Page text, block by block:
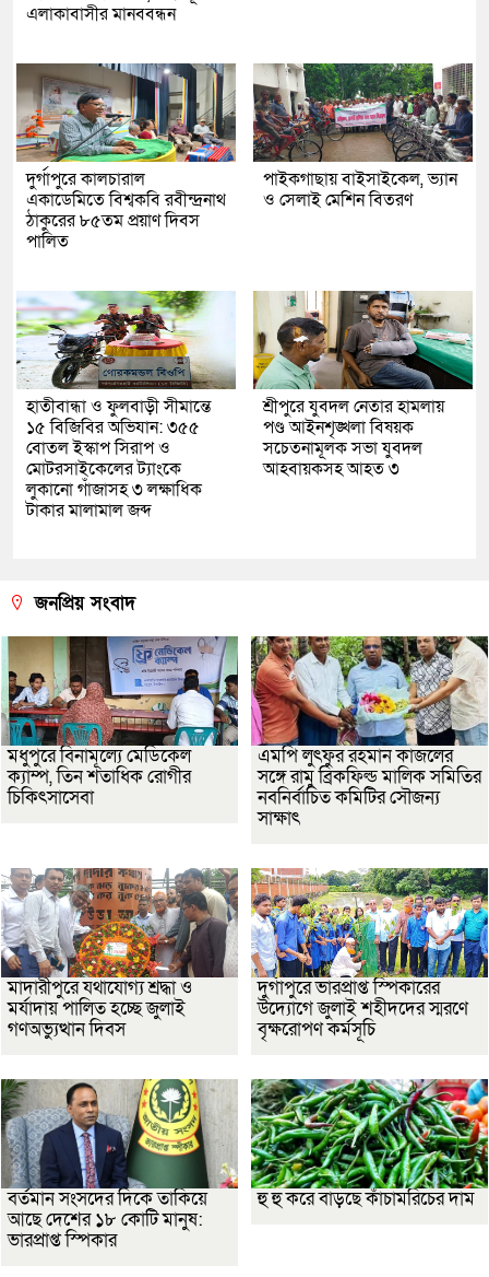
এলাকাবাসীর মানববন্ধন
দুর্গাপুরে কালচারাল
একাডেমিতে বিশ্বকবি রবীন্দ্রনাথ
ঠাকুরের ৮৫তম প্রয়াণ দিবস
পালিত
পাইকগাছায় বাইসাইকেল, ভ্যান
ও সেলাই মেশিন বিতরণ
হাতীবান্ধা ও ফুলবাড়ী সীমান্তে
১৫ বিজিবির অভিযান: ৩৫৫
বোতল ইস্কাপ সিরাপ ও
মোটরসাইকেলের ট্যাংকে
লুকানো গাঁজাসহ ৩ লক্ষাধিক
টাকার মালামাল জব্দ
শ্রীপুরে যুবদল নেতার হামলায়
পণ্ড আইনশৃঙ্খলা বিষয়ক
সচেতনামূলক সভা যুবদল
আহবায়কসহ আহত ৩
জনপ্রিয় সংবাদ
মধুপুরে বিনামূল্যে মেডিকেল
ক্যাম্প, তিন শতাধিক রোগীর
চিকিৎসাসেবা
এমপি লুৎফুর রহমান কাজলের
সঙ্গে রামু ব্রিকফিল্ড মালিক সমিতির
নবনির্বাচিত কমিটির সৌজন্য
সাক্ষাৎ
মাদারীপুরে যথাযোগ্য শ্রদ্ধা ও
মর্যাদায় পালিত হচ্ছে জুলাই
গণঅভ্যুত্থান দিবস
দুর্গাপুরে ভারপ্রাপ্ত স্পিকারের
উদ্যোগে জুলাই শহীদদের স্মরণে
বৃক্ষরোপণ কর্মসূচি
বর্তমান সংসদের দিকে তাকিয়ে
আছে দেশের ১৮ কোটি মানুষ:
ভারপ্রাপ্ত স্পিকার
হু হু করে বাড়ছে কাঁচামরিচের দাম